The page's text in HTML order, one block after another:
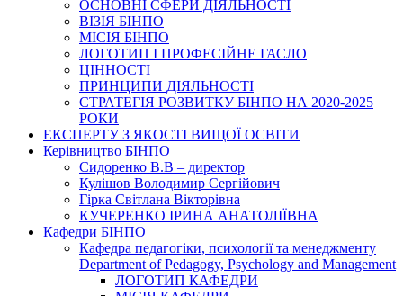
ОСНОВНІ СФЕРИ ДІЯЛЬНОСТІ
ВІЗІЯ БІНПО
МІСІЯ БІНПО
ЛОГОТИП І ПРОФЕСІЙНЕ ГАСЛО
ЦІННОСТІ
ПРИНЦИПИ ДІЯЛЬНОСТІ
СТРАТЕГІЯ РОЗВИТКУ БІНПО НА 2020-2025
РОКИ
ЕКСПЕРТУ З ЯКОСТІ ВИЩОЇ ОСВІТИ
Керівництво БІНПО
Сидоренко В.В – директор
Кулішов Володимир Сергійович
Гірка Світлана Вікторівна
КУЧЕРЕНКО ІРИНА АНАТОЛІЇВНА
Кафедри БІНПО
Кафедра педагогіки, психології та менеджменту
Department of Pedagogy, Psychology and Management
ЛОГОТИП КАФЕДРИ